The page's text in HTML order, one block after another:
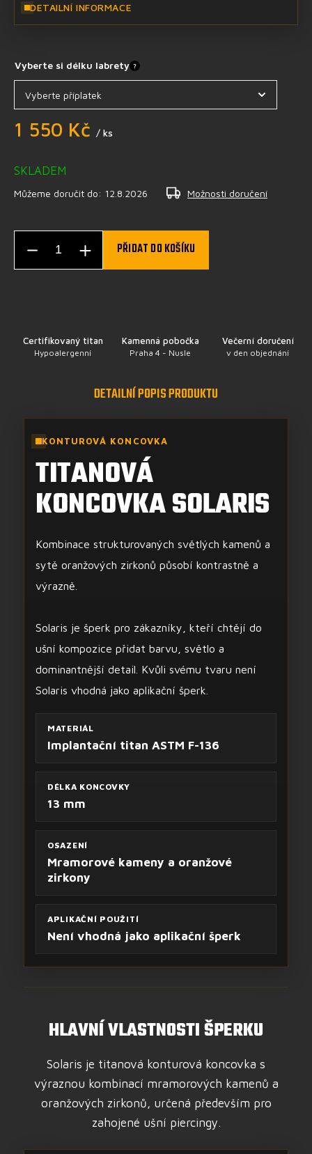
DETAILNÍ INFORMACE
Vyberte si délku labrety ?
1 550 Kč / ks
SKLADEM
Můžeme doručit do: 12.8.2026 Možnosti doručení
PŘIDAT DO KOŠÍKU
Certifikovaný titan
Hypoalergenní
Kamenná pobočka
Praha 4 - Nusle
Večerní doručení
v den objednání
DETAILNÍ POPIS PRODUKTU
KONTUROVÁ KONCOVKA
TITANOVÁ
KONCOVKA SOLARIS
Kombinace strukturovaných světlých kamenů a
sytě oranžových zirkonů působí kontrastně a
výrazně.
Solaris je šperk pro zákazníky, kteří chtějí do
ušní kompozice přidat barvu, světlo a
dominantnější detail. Kvůli svému tvaru není
Solaris vhodná jako aplikační šperk.
MATERIÁL
Implantační titan ASTM F-136
DÉLKA KONCOVKY
13 mm
OSAZENÍ
Mramorové kameny a oranžové
zirkony
APLIKAČNÍ POUŽITÍ
Není vhodná jako aplikační šperk
HLAVNÍ VLASTNOSTI ŠPERKU
Solaris je titanová konturová koncovka s
výraznou kombinací mramorových kamenů a
oranžových zirkonů, určená především pro
zahojené ušní piercingy.